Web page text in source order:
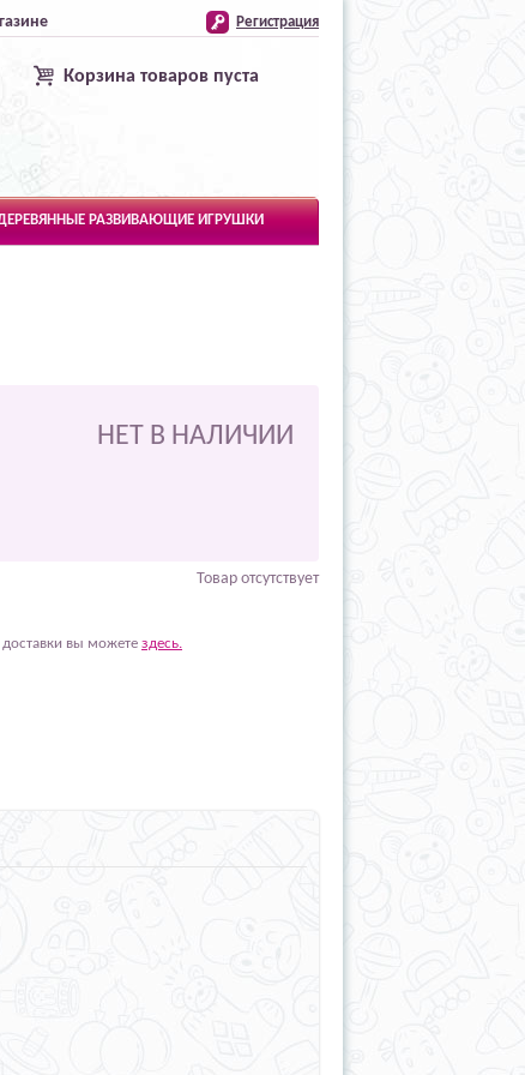
Регистрация
Корзина товаров пуста
РАЗВИВАЮЩИЕ ИГРУШКИ
НЕТ В НАЛИЧИИ
Товар отсутствует
вы можете здесь.